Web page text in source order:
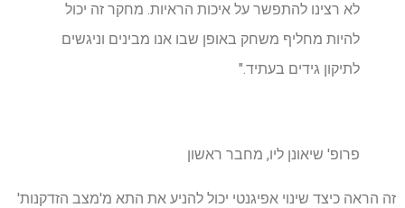
לא רצינו להתפשר על איכות הראיות. מחקר זה יכול
להיות מחליף משחק באופן שבו אנו מבינים וניגשים
לתיקון גידים בעתיד."
פרופ' שיאונן ליו, מחבר ראשון
זה הראה כיצד שינוי אפיגנטי יכול להניע את התא מ'מצב הזדקנות'